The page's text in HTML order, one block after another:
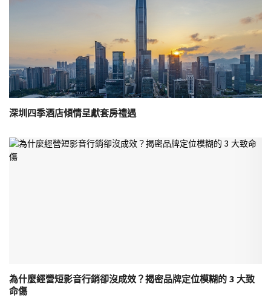
深圳四季酒店傾情呈獻套房禮遇
為什麼經營短影音行銷卻沒成效？揭密品牌定位模糊的 3 大致
命傷